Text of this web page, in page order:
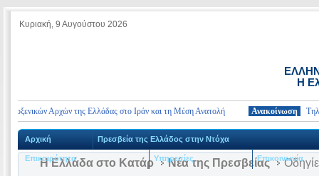
Κυριακή, 9 Αυγούστου 2026
Η
Αρχών της Ελλάδας στο Ιράν και τη Μέση Ανατολή Ανακοίνωση
Αρχική Πρεσβεία της Ελλάδος στην Ντόχα
Επικαιρότητα Υπηρεσίες Επικοινωνία
Η Ελλάδα στο Κατάρ Νέα της Πρεσβείας